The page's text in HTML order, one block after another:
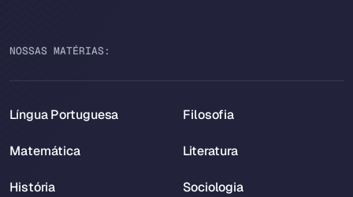
NOSSAS MATÉRIAS:
Língua Portuguesa
Matemática
História
Filosofia
Literatura
Sociologia